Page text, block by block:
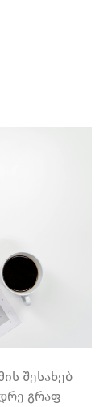
შესახებ
გრაფ